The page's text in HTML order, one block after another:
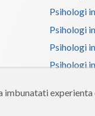
Psihologi
Psihologi
Psihologi
Psihologi
Psihologi